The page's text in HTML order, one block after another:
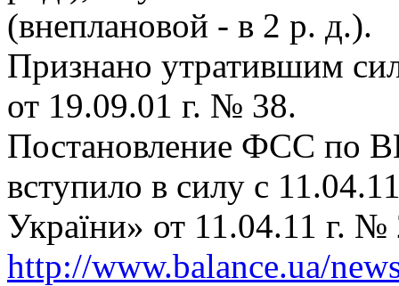
(внеплановой - в 2 р. д.).
Признано утратившим
от 19.09.01 г. № 38.
Постановление ФСС по
вступило в силу с
України» от 11.04.11 г. №
http://www.balance.ua/